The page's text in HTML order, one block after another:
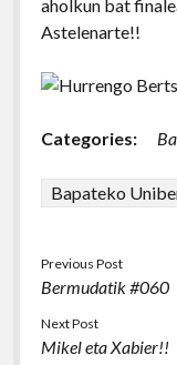
aholkun bat
Astelenarte!!
Categories:
Bapateko
Previous Post
Bermudatik #060
Next Post
Mikel eta Xabier!!